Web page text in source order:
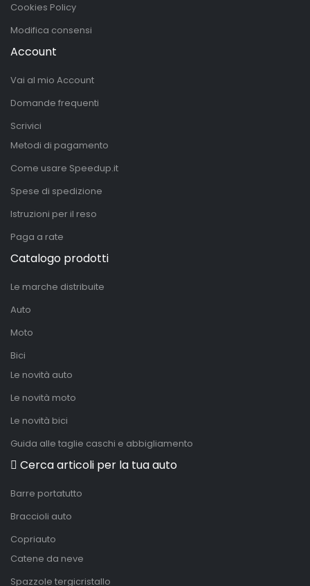
Cookies Policy
Modifica consensi
Account
Vai al mio Account
Domande frequenti
Scrivici
Metodi di pagamento
Come usare Speedup.it
Spese di spedizione
Istruzioni per il reso
Paga a rate
Catalogo prodotti
Le marche distribuite
Auto
Moto
Bici
Le novità auto
Le novità moto
Le novità bici
Guida alle taglie caschi e abbigliamento
Cerca articoli per la tua auto
Barre portatutto
Braccioli auto
Copriauto
Catene da neve
Spazzole tergicristallo